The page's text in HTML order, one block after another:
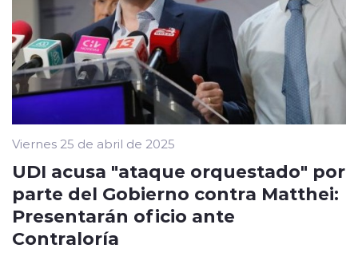
Viernes 25 de abril de 2025
UDI acusa "ataque orquestado" por
parte del Gobierno contra Matthei:
Presentarán oficio ante
Contraloría